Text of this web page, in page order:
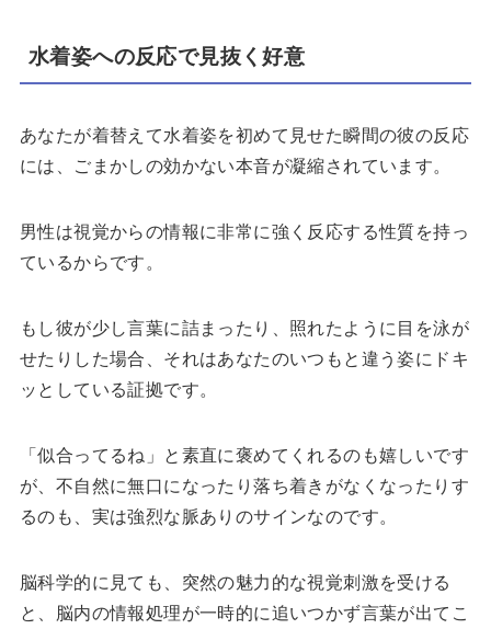
水着姿への反応で見抜く好意
あなたが着替えて水着姿を初めて見せた瞬間の彼の反応
には、ごまかしの効かない本音が凝縮されています。
男性は視覚からの情報に非常に強く反応する性質を持っ
ているからです。
もし彼が少し言葉に詰まったり、照れたように目を泳が
せたりした場合、それはあなたのいつもと違う姿にドキ
ッとしている証拠です。
「似合ってるね」と素直に褒めてくれるのも嬉しいです
が、不自然に無口になったり落ち着きがなくなったりす
るのも、実は強烈な脈ありのサインなのです。
脳科学的に見ても、突然の魅力的な視覚刺激を受ける
と、脳内の情報処理が一時的に追いつかず言葉が出てこ